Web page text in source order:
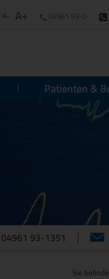
A- A+ 04961 93-0
Patienten &
04961 93-1351
Sie